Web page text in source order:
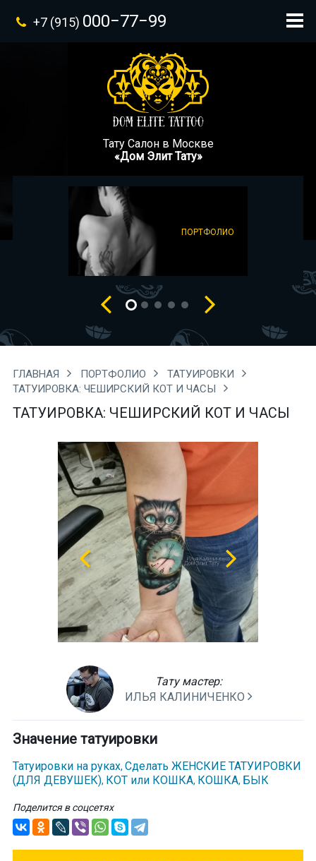
+7 (915) 000−77−99
Тату Салон в Москве
«Дом Элит Тату»
ПОРТФОЛИО
ГЛАВНАЯ ПОРТФОЛИО
ТАТУИРОВКИ
ТАТУИРОВКА: ЧЕШИРСКИЙ КОТ И ЧАСЫ
ТАТУИРОВКА: ЧЕШИРСКИЙ КОТ И ЧАСЫ
Тату мастер:
ИЛЬЯ КАЛИНИЧЕНКО
Значение татуировки
Татуировки на руках, Сделать ЖЕНСКИЕ ТАТУИРОВКИ
(ДЛЯ ДЕВУШЕК), КОТ или КОШКА, КОШКА, БЫК
Поделится в соцсетях